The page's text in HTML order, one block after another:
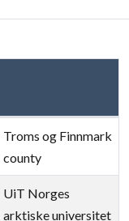
Troms og Finnmark
county
UiT Norges
arktiske universitet